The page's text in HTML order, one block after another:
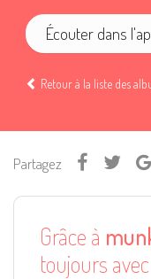
Écouter dans
Retour à la liste des
Partagez
Grâce à
toujours